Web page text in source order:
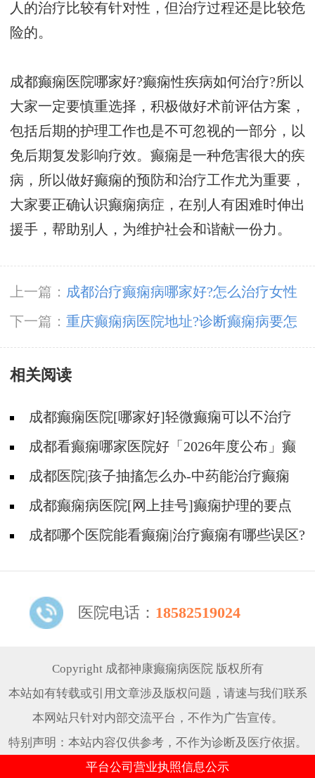
人的治疗比较有针对性，但治疗过程还是比较危
险的。
成都癫痫医院哪家好?癫痫性疾病如何治疗?所以
大家一定要慎重选择，积极做好术前评估方案，
包括后期的护理工作也是不可忽视的一部分，以
免后期复发影响疗效。癫痫是一种危害很大的疾
病，所以做好癫痫的预防和治疗工作尤为重要，
大家要正确认识癫痫病症，在别人有困难时伸出
援手，帮助别人，为维护社会和谐献一份力。
上一篇： 成都治疗癫痫病哪家好?怎么治疗女性
癫痫病好?
下一篇： 重庆癫痫病医院地址?诊断癫痫病要怎
么检查呢?
相关阅读
成都癫痫医院[哪家好]轻微癫痫可以不治疗
吗?成都看癫痫哪家医院好「2026年度公布」癫
痫发作时要做什么?
成都医院|孩子抽搐怎么办-中药能治疗癫痫
吗?成都癫痫病医院[网上挂号]癫痫护理的要点
是什么?
成都哪个医院能看癫痫|治疗癫痫有哪些误区?
医院电话： 18582519024
Copyright 成都神康癫痫病医院 版权所有
本站如有转载或引用文章涉及版权问题，请速与我们联系
本网站只针对内部交流平台，不作为广告宣传。
特别声明：本站内容仅供参考，不作为诊断及医疗依据。
平台公司营业执照信息公示